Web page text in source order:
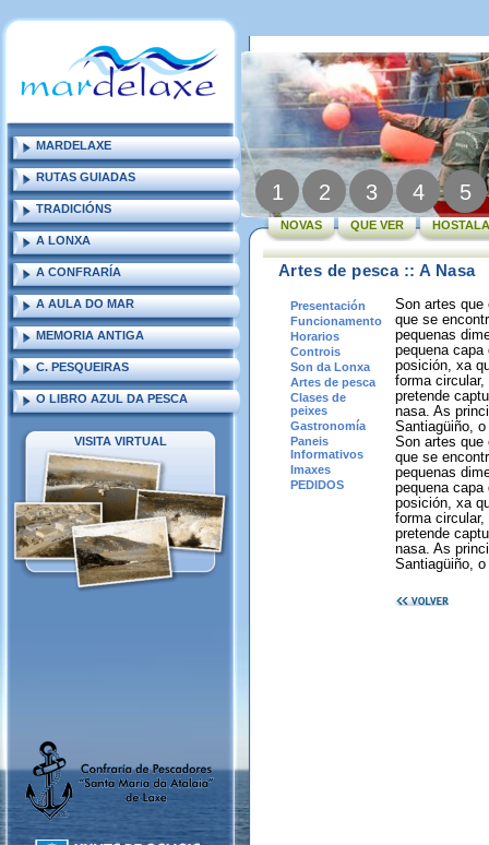
MARDELAXE
RUTAS GUIADAS
TRADICIÓNS
A LONXA
A CONFRARÍA
A AULA DO MAR
MEMORIA ANTIGA
C. PESQUEIRAS
O LIBRO AZUL DA PESCA
VISITA VIRTUAL
1 2 3 4 5
NOVAS QUE VER
Artes de pesca :: A Nasa
Presentación
Funcionamento
Horarios
Controis
Son da Lonxa
Artes de pesca
Clases de
peixes
Gastronomía
Paneis
Informativos
Imaxes
PEDIDOS
Son artes que
que se
pequenas
pequena capa
posición, xa
forma
pretende
nasa. As
Santiagüiño,
Son artes que
que se
pequenas
pequena capa
posición, xa
forma
pretende
nasa. As
Santiagüiño,